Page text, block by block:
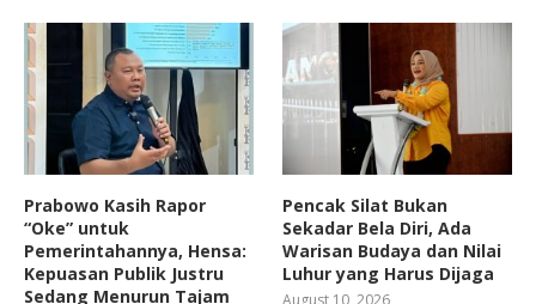
Prabowo Kasih Rapor
“Oke” untuk
Pemerintahannya, Hensa:
Kepuasan Publik Justru
Sedang Menurun Tajam
Pencak Silat Bukan
Sekadar Bela Diri, Ada
Warisan Budaya dan Nilai
Luhur yang Harus Dijaga